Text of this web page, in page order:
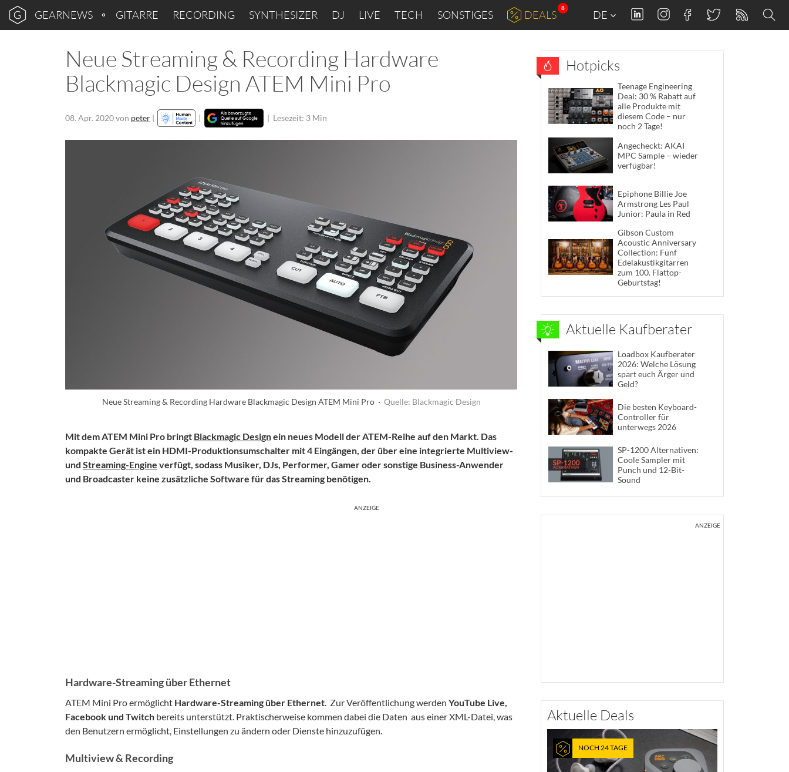
GEARNEWS GITARRE RECORDING SYNTHESIZER DJ LIVE TECH SONSTIGES DEALS
8
DE
Neue Streaming & Recording Hardware
Blackmagic Design ATEM Mini Pro
08. Apr. 2020von peter | | | Lesezeit: 3 Min
Neue Streaming & Recording Hardware Blackmagic Design ATEM Mini Pro · Quelle: Blackmagic Design
Mit dem ATEM Mini Pro bringt Blackmagic Designein neues Modell der ATEM-Reihe auf den Markt. Das
kompakte Gerät ist ein HDMI-Produktionsumschalter mit 4 Eingängen, der über eine integrierte Multiview-
und Streaming-Engine verfügt, sodass Musiker, DJs, Performer, Gamer oder sonstige Business-Anwender
und Broadcaster keine zusätzliche Software für das Streaming benötigen.
ANZEIGE
Hardware-Streaming über Ethernet
ATEM Mini Pro ermöglicht Hardware-Streaming über Ethernet. Zur Veröffentlichung werden YouTube Live,
Facebook und Twitch bereits unterstützt. Praktischerweise kommen dabei die Daten aus einer XML-Datei, was
den Benutzern ermöglicht, Einstellungen zu ändern oder Dienste hinzuzufügen.
Multiview & Recording
Hotpicks
Teenage Engineering
Deal: 30 % Rabatt auf
alle Produkte mit
diesem Code – nur
noch 2 Tage!
Angecheckt: AKAI
MPC Sample – wieder
verfügbar!
Epiphone Billie Joe
Armstrong Les Paul
Junior: Paula in Red
Gibson Custom
Acoustic Anniversary
Collection: Fünf
Edelakustikgitarren
zum 100. Flattop-
Geburtstag!
Aktuelle Kaufberater
Loadbox Kaufberater
2026: Welche Lösung
spart euch Ärger und
Geld?
Die besten Keyboard-
Controller für
unterwegs 2026
SP-1200 Alternativen:
Coole Sampler mit
Punch und 12-Bit-
Sound
ANZEIGE
Aktuelle Deals
NOCH 24 TAGE